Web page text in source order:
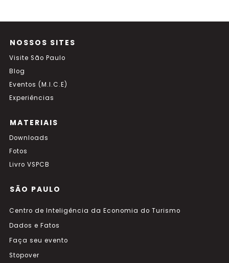
NOSSOS SITES
Visite São Paulo
Blog
Eventos (M.I.C.E)
Experiências
MATERIAIS
Downloads
Fotos
Livro VSPCB
SÃO PAULO
Centro de Inteligência da Economia do Turismo
Dados e Fatos
Faça seu evento
Stopover